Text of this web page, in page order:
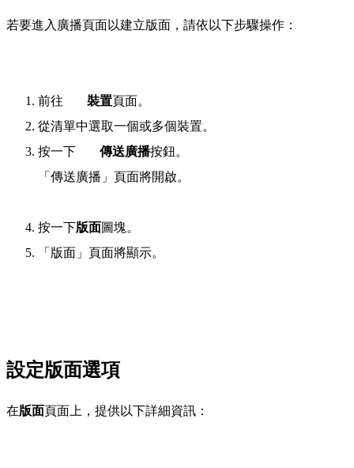
若要進入廣播頁面以建立版面，請依以下步驟操作：
前往 裝置頁面。
從清單中選取一個或多個裝置。
按一下
傳送廣播按鈕。
「傳送廣播」頁面將開啟。
按一下版面圖塊。
「版面」頁面將顯示。
設定版面選項
在版面頁面上，提供以下詳細資訊：